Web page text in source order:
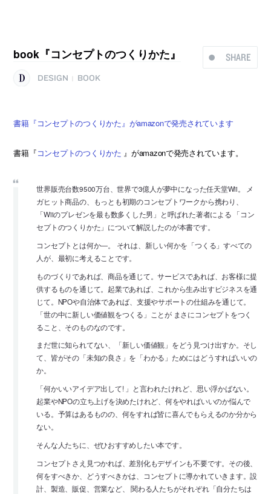
SHARE
book『コンセプトのつくりかた』
DESIGN BOOK
書籍『コンセプトのつくりかた』がamazonで発売されています
書籍『コンセプトのつくりかた 』がamazonで発売されています。
世界販売台数9500万台、世界で3億人が夢中になった任天堂Wii。 メ
ガヒット商品の、もっとも初期のコンセプトワークから携わり、
「Wiiのプレゼンを最も数多くした男」と呼ばれた著者による 「コン
セプトのつくりかた」について解説したのが本書です。
コンセプトとは何か―。 それは、新しい何かを「つくる」すべての
人が、最初に考えることです。
ものづくりであれば、商品を通じて。サービスであれば、お客様に提
供するものを通じて。起業であれば、これから生み出すビジネスを通
じて。NPOや自治体であれば、支援やサポートの仕組みを通じて。
「世の中に新しい価値観をつくる」ことが まさにコンセプトをつく
ること、そのものなのです。
まだ世に知られてない、「新しい価値観」をどう見つけ出すか。そし
て、皆がその「未知の良さ」を「わかる」ためにはどうすればいいの
か。
「何かいいアイデア出して! 」と言われたけれど、思い浮かばない。
起業やNPOの立ち上げを決めたけれど、何をやればいいのか悩んで
いる。予算はあるものの、何をすれば皆に喜んでもらえるのか分から
ない。
そんな人たちに、ぜひおすすめしたい本です。
コンセプトさえ見つかれば、差別化もデザインも不要です。その後、
何をすべきか、どうすべきかは、コンセプトに導かれていきます。設
計、製造、販促、営業など、 関わる人たちがそれぞれ「自分たちは